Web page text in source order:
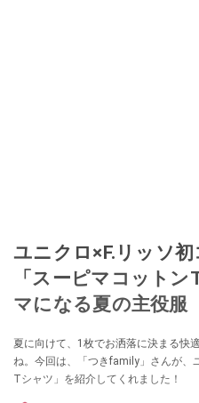
ユニクロ×F.リッソ
「スーピマコット
マになる夏の主役服
夏に向けて、1枚でお洒落に決まる快
ね。今回は、「つきfamily」さんが、
Tシャツ」を紹介してくれました！